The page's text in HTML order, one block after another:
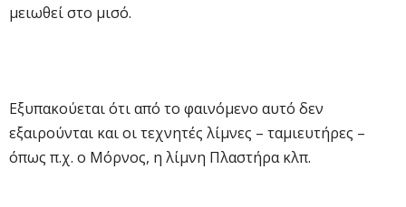
μειωθεί στο μισό.
Εξυπακούεται ότι από το φαινόμενο αυτό δεν
εξαιρούνται και οι τεχνητές λίμνες – ταμιευτήρες –
όπως π.χ. ο Μόρνος, η λίμνη Πλαστήρα κλπ.